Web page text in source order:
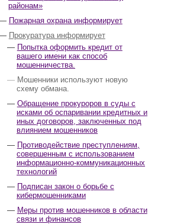
районам»
Пожарная охрана информирует
Прокуратура информирует
Попытка оформить кредит от
вашего имени как способ
мошенничества.
Мошенники используют новую
схему обмана.
Обращение прокуроров в суды с
исками об оспаривании кредитных и
иных договоров, заключенных под
влиянием мошенников
Противодействие преступлениям,
совершенным с использованием
информационно-коммуникационных
технологий
Подписан закон о борьбе с
кибермошенниками
Меры против мошенников в области
связи и финансов